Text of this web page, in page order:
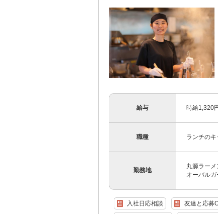
給与 時給1,320
職種 ランチの
勤務地
丸源ラー
オーバルガ
入社日応相談 友達と応募